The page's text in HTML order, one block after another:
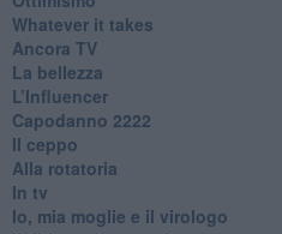
Whatever it takes
Ancora TV
La bellezza
L’Influencer
​Capodanno 2222
Il ceppo
Alla rotatoria
In tv
Io, mia moglie e il virologo